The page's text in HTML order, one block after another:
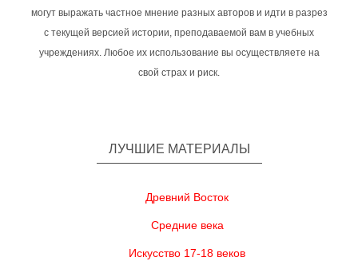
могут выражать частное мнение разных авторов и идти в разрез
с текущей версией истории, преподаваемой вам в учебных
учреждениях. Любое их использование вы осуществляете на
свой страх и риск.
ЛУЧШИЕ МАТЕРИАЛЫ
Древний Восток
Средние века
Искусство 17-18 веков